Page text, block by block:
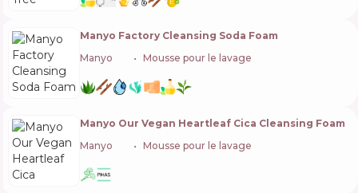
Manyo Factory Cleansing Soda Foam
Manyo
Mousse pour le lavage
Manyo Our Vegan Heartleaf Cica Cleansing Foam
Manyo
Mousse pour le lavage